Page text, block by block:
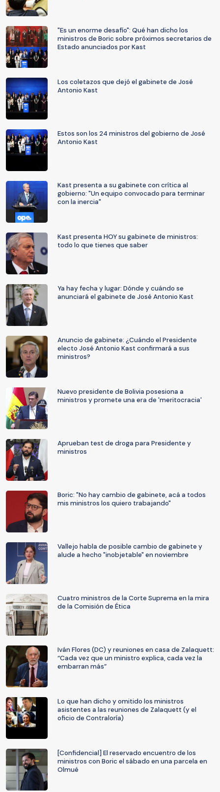
"Es un enorme desafío": Qué han dicho los
ministros de Boric sobre próximos secretarios de
Estado anunciados por Kast
Los coletazos que dejó el gabinete de José
Antonio Kast
Estos son los 24 ministros del gobierno de José
Antonio Kast
Kast presenta a su gabinete con crítica al
gobierno: "Un equipo convocado para terminar
con la inercia"
Kast presenta HOY su gabinete de ministros:
todo lo que tienes que saber
Ya hay fecha y lugar: Dónde y cuándo se
anunciará el gabinete de José Antonio Kast
Anuncio de gabinete: ¿Cuándo el Presidente
electo José Antonio Kast confirmará a sus
ministros?
Nuevo presidente de Bolivia posesiona a
ministros y promete una era de 'meritocracia'
Aprueban test de droga para Presidente y
ministros
Boric: "No hay cambio de gabinete, acá a todos
mis ministros los quiero trabajando"
Vallejo habla de posible cambio de gabinete y
alude a hecho "inobjetable" en noviembre
Cuatro ministros de la Corte Suprema en la mira
de la Comisión de Ética
Iván Flores (DC) y reuniones en casa de Zalaquett:
“Cada vez que un ministro explica, cada vez la
embarran más”
Lo que han dicho y omitido los ministros
asistentes a las reuniones de Zalaquett (y el
oficio de Contraloría)
[Confidencial] El reservado encuentro de los
ministros con Boric el sábado en una parcela en
Olmué